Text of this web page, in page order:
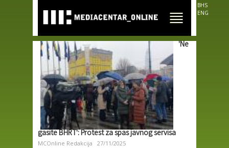
main
content
BHS
ENG
'Ne
gasite BHRT': Protest za spas javnog servisa
MCOnline Redakcija 27/11/2025